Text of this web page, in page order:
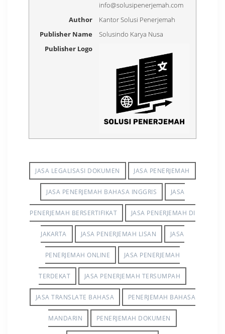
info@solusipenerjemah.com
Author
Kantor Solusi Penerjemah
Publisher Name
Solusindo Karya Nusa
Publisher Logo
JASA LEGALISASI DOKUMEN JASA PENERJEMAH
JASA PENERJEMAH BAHASA INGGRIS JASA
PENERJEMAH BERSERTIFIKAT JASA PENERJEMAH DI
JAKARTA JASA PENERJEMAH LISAN JASA
PENERJEMAH ONLINE JASA PENERJEMAH
TERDEKAT JASA PENERJEMAH TERSUMPAH
JASA TRANSLATE BAHASA PENERJEMAH BAHASA
MANDARIN PENERJEMAH DOKUMEN